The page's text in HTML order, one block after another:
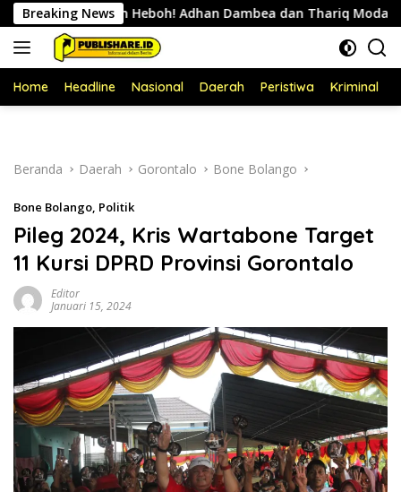
Langsung
ke
konten
Breaking News
Bikin Heboh! Adhan Dambea dan Thariq Modanggu
Home Headline Nasional Daerah Peristiwa Kriminal
Beranda Daerah Gorontalo Bone Bolango
Bone Bolango, Politik
Pileg 2024, Kris Wartabone Target
11 Kursi DPRD Provinsi Gorontalo
Editor
Januari 15, 2024